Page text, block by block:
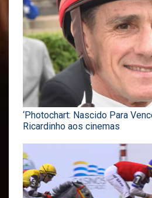
‘Photochart: Nascido Para
Ricardinho aos cinemas